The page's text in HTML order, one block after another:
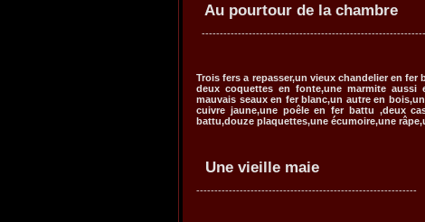
Au pourtour de la chambre
Trois fers a repasser,un vieux chandelier en
deux coquettes en fonte,une marmite aussi
mauvais seaux en fer blanc,un autre en
cuivre jaune,une poêle en fer battu ,deux
battu,douze plaquettes,une écumoire,une
Une vieille maie